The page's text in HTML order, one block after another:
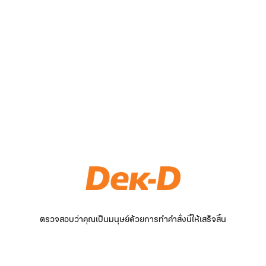
ตรวจสอบว่าคุณเป็นมนุษย์ด้วยการทำคำสั่งนี้ให้เสร็จสิ้น